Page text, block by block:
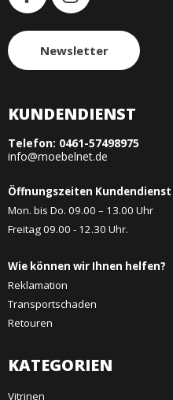
Newsletter
KUNDENDIENST
Telefon: 0461-57498975
info@moebelnet.de
Öffnungszeiten Kundendienst
Mon. bis Do. 09.00 – 13.00 Uhr
Freitag 09.00 - 12.30 Uhr.
Wie können wir Ihnen helfen?
Reklamation
Transportschaden
Retouren
KATEGORIEN
Vitrinen